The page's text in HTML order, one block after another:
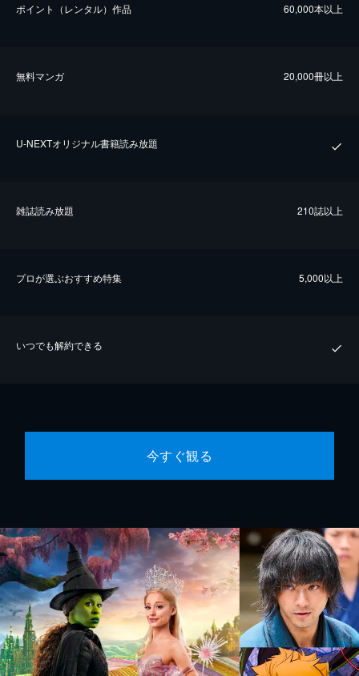
ポイント（レンタル）作品 60,000本以上
無料マンガ 20,000冊以上
U-NEXTオリジナル書籍読み放題
雑誌読み放題 210誌以上
プロが選ぶおすすめ特集 5,000以上
いつでも解約できる
今すぐ観る